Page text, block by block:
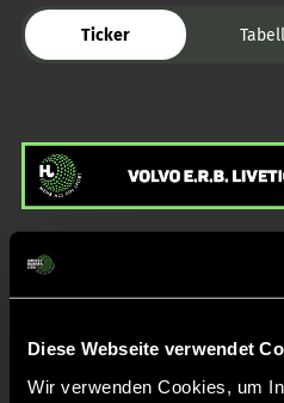
Diese Webseite verwendet
Wir verwenden Cookies, um
Ticker
Liveticker
Keine Daten verfügbar.